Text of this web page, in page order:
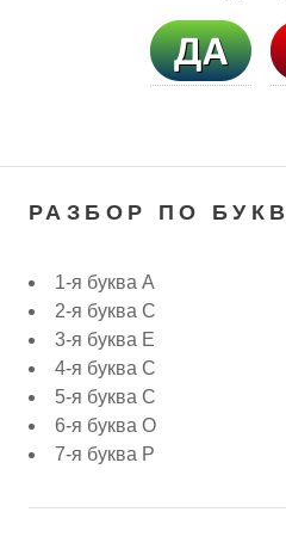
РАЗБОР ПО
1-я буква А
2-я буква С
3-я буква Е
4-я буква С
5-я буква С
6-я буква О
7-я буква Р